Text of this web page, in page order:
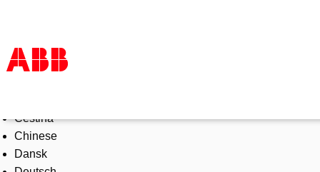
Products & Solutions
Industries
Services
Čeština
Chinese
Dansk